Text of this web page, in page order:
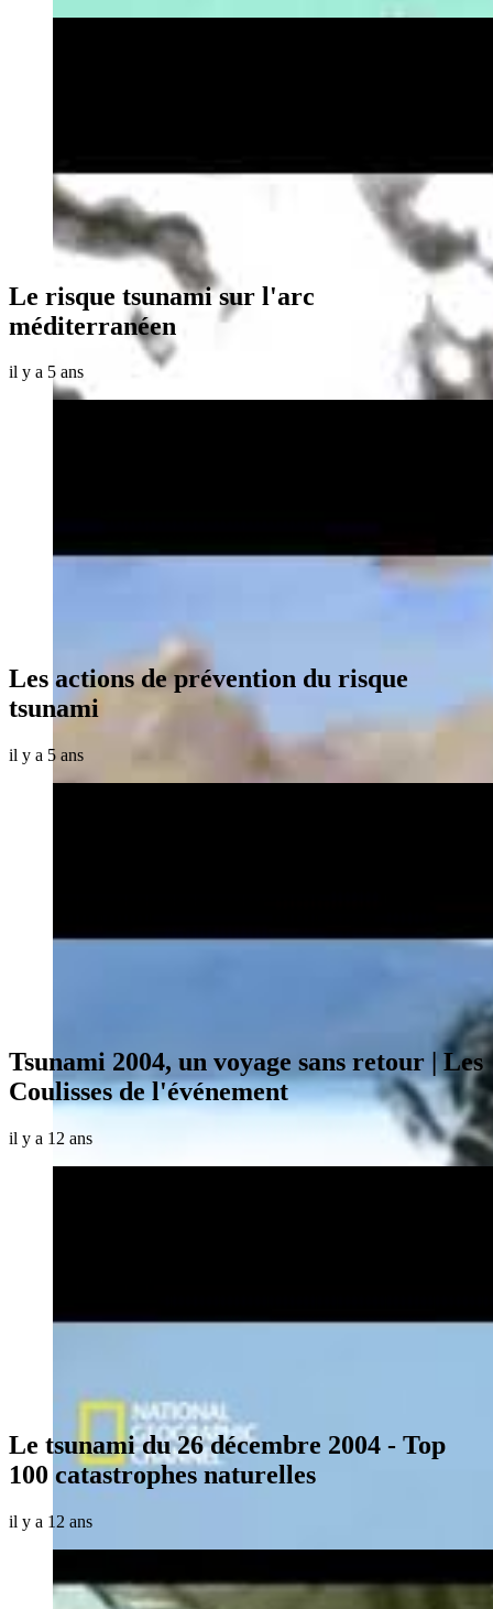
Le risque tsunami sur l'arc
méditerranéen
il y a 5 ans
Les actions de prévention du risque
tsunami
il y a 5 ans
Tsunami 2004, un voyage sans retour | Les
Coulisses de l'événement
il y a 12 ans
Le tsunami du 26 décembre 2004 - Top
100 catastrophes naturelles
il y a 12 ans